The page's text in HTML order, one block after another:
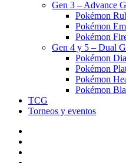
Gen 3 – Advance
Pokémon
Pokémon
Pokémon
Gen 4 y 5 – Dual
Pokémon
Pokémon
Pokémon
Pokémon
TCG
Torneos y eventos